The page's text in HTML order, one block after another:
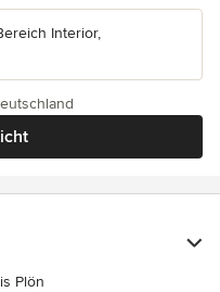
Interior,
Plön